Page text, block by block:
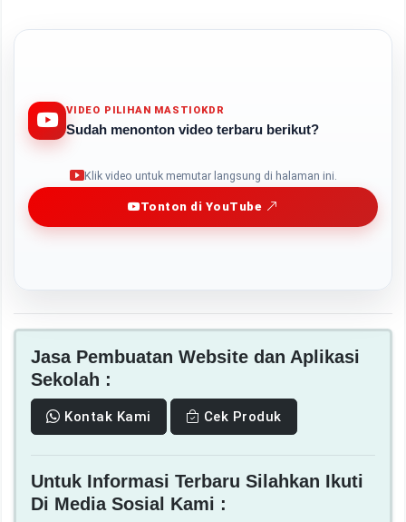
VIDEO PILIHAN MASTIOKDR
Sudah menonton video terbaru berikut?
Klik video untuk memutar langsung di halaman ini.
Tonton di YouTube
Jasa Pembuatan Website dan Aplikasi
Sekolah :
Kontak Kami Cek Produk
Untuk Informasi Terbaru Silahkan Ikuti
Di Media Sosial Kami :